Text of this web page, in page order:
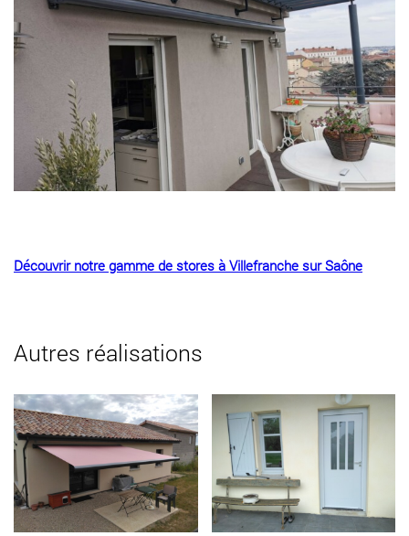
Découvrir notre gamme de stores à Villefranche sur Saône
Autres réalisations